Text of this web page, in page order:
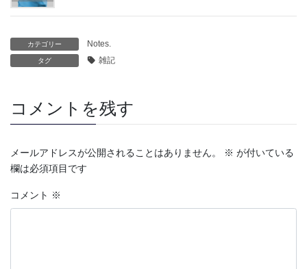
カテゴリー Notes.
タグ 雑記
コメントを残す
メールアドレスが公開されることはありません。 ※ が付いている
欄は必須項目です
コメント ※